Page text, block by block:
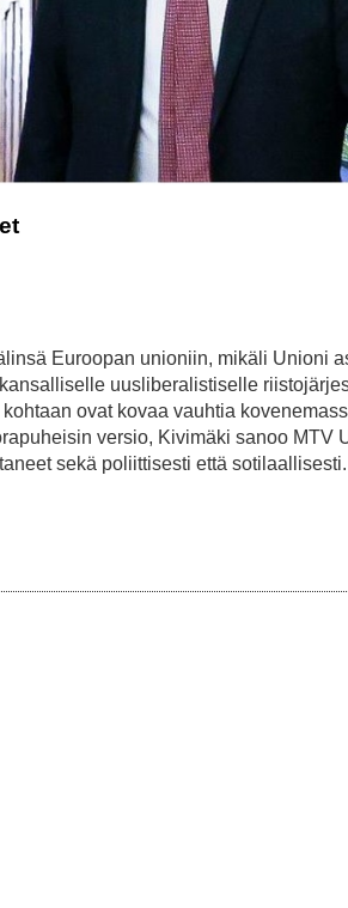
Euroopan unioniin, mikäli Unioni
uusliberalistiselle
ovat kovaa vauhtia
versio, Kivimäki sanoo MTV
sekä poliittisesti että sotilaallisesti.